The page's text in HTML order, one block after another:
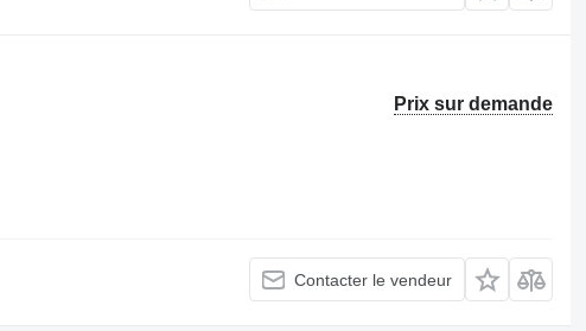
Prix sur demande
Contacter le vendeur